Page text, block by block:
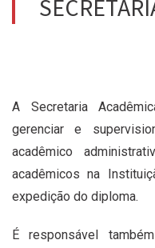
A Secretaria
gerenciar e
acadêmico
acadêmicos na
expedição do diploma.
É responsável